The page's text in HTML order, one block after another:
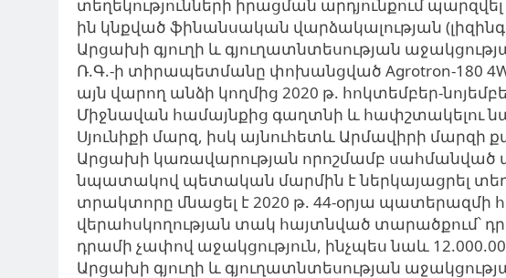
տեղեկությունների իրացման արդյունքում
ին կնքված ֆինանսական վարձակալության
Արցախի գյուղի և գյուղատնտեսության
Ռ.Գ.-ի տիրապետմանը փոխանցված Agrotron-180
այն վարող անձի կողմից 2020 թ. հոկտեմբեր-
Միջնավան համայնքից գաղտնի և հափշտակելու
Սյունիքի մարզ, իսկ այնուհետև Արմավիրի մարզի
Արցախի կառավարության որոշմամբ սահմանված
նպատակով պետական մարմին է ներկայացրել
տրակտորը մնացել է 2020 թ. 44-օրյա պատերազմի
վերահսկողության տակ հայտնված տարածքում՝
դրամի չափով աջակցություն, ինչպես նաև
Արցախի գյուղի և գյուղատնտեսության